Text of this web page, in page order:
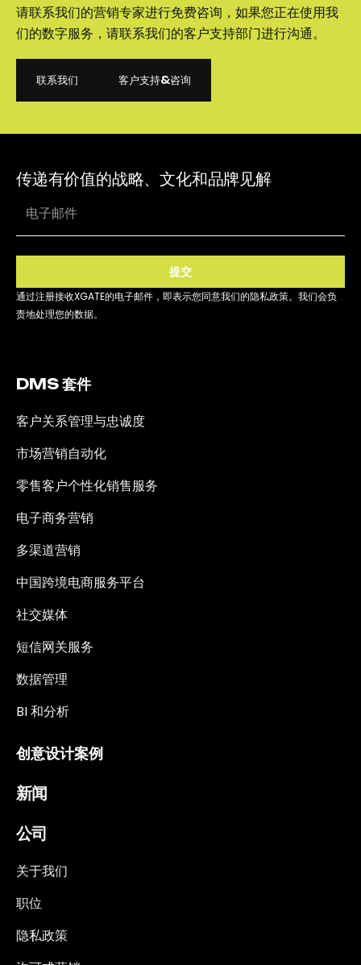
请联系我们的营销专家进行免费咨询，如果您正在使用我
们的数字服务，请联系我们的客户支持部门进行沟通。
联系我们
客户支持&咨询
传递有价值的战略、文化和品牌见解
提交
通过注册接收XGATE的电子邮件，即表示您同意我们的隐私政策。我们会负
责地处理您的数据。
DMS 套件
客户关系管理与忠诚度
市场营销自动化
零售客户个性化销售服务
电子商务营销
多渠道营销
中国跨境电商服务平台
社交媒体
短信网关服务
数据管理
BI 和分析
创意设计案例
新闻
公司
关于我们
职位
隐私政策